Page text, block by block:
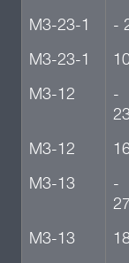
М3-23-1
-
М3-23-1
М3-12
-
М3-12
М3-13
-
М3-13